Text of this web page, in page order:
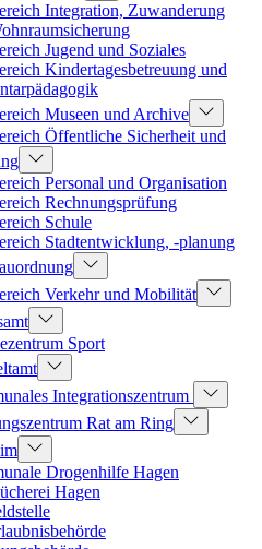
Integration, Zuwanderung
Jugend und Soziales
Kindertagesbetreuung und
Museen und Archive
Öffentliche Sicherheit und
Personal und Organisation
Rechnungsprüfung
Schule
Stadtentwicklung, -planung
Verkehr und Mobilität
Sport
Integrationszentrum
Rat am Ring
Drogenhilfe Hagen
Hagen